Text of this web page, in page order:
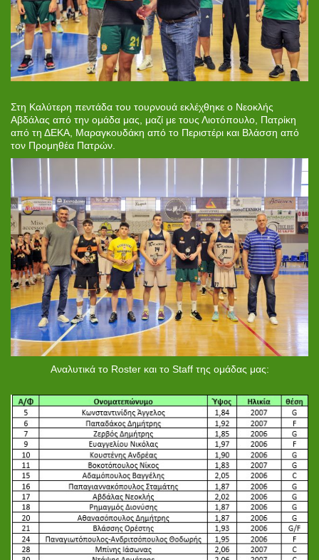
Στη Καλύτερη πεντάδα του τουρνουά εκλέχθηκε ο Νεοκλής
Αβδάλας από την ομάδα μας, μαζί με τους Λιοτόπουλο, Πατρίκη
από τη ΔΕΚΑ, Μαραγκουδάκη από το Περιστέρι και Βλάσση από
τον Προμηθέα Πατρών.
Αναλυτικά το Roster και το Staff της ομάδας μας: